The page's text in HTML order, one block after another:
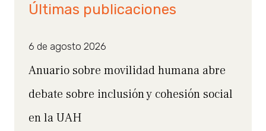
Últimas publicaciones
6 de agosto 2026
Anuario sobre movilidad humana abre
debate sobre inclusión y cohesión social
en la UAH